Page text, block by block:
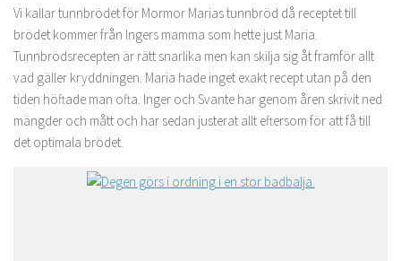
Vi kallar tunnbrödet för Mormor Marias tunnbröd då receptet till
brödet kommer från Ingers mamma som hette just Maria.
Tunnbrödsrecepten är rätt snarlika men kan skilja sig åt framför allt
vad gäller kryddningen. Maria hade inget exakt recept utan på den
tiden höftade man ofta. Inger och Svante har genom åren skrivit ned
mängder och mått och har sedan justerat allt eftersom för att få till
det optimala brödet.